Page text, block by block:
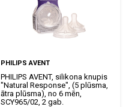
PHILIPS AVENT
PHILIPS AVENT, silikona knupis
"Natural Response", (5 plūsma,
ātra plūsma), no 6 mēn,
SCY965/02, 2 gab.